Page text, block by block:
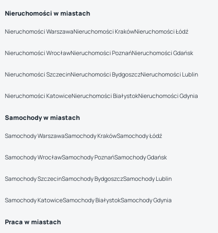
Nieruchomości w miastach
Nieruchomości WarszawaNieruchomości KrakówNieruchomości Łódź
Nieruchomości WrocławNieruchomości PoznańNieruchomości Gdańsk
Nieruchomości SzczecinNieruchomości BydgoszczNieruchomości Lublin
Nieruchomości KatowiceNieruchomości BiałystokNieruchomości Gdynia
Samochody w miastach
Samochody WarszawaSamochody KrakówSamochody Łódź
Samochody WrocławSamochody PoznańSamochody Gdańsk
Samochody SzczecinSamochody BydgoszczSamochody Lublin
Samochody KatowiceSamochody BiałystokSamochody Gdynia
Praca w miastach